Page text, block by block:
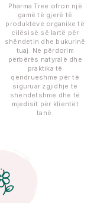
Pharma Tree ofron një
gamë të gjerë të
produkteve organike të
cilësisë së lartë për
shëndetin dhe bukurinë
tuaj. Ne përdorim
përbërës natyralë dhe
praktika të
qëndrueshme për të
siguruar zgjidhje të
shëndetshme dhe të
mjedisit për klientët
tanë.